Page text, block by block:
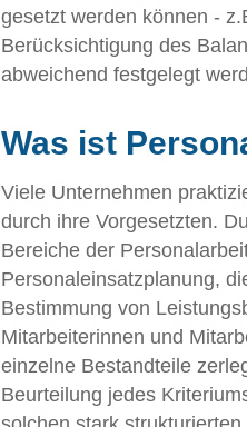
gesetzt werden können -
Berücksichtigung des
abweichend festgelegt
Was ist
Viele Unternehmen
durch ihre Vorgesetzten.
Bereiche der
Personaleinsatzplanung,
Bestimmung von
Mitarbeiterinnen und
einzelne Bestandteile
Beurteilung jedes